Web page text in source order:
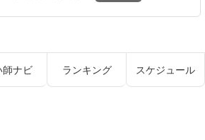
師ナビ ランキング スケジュール